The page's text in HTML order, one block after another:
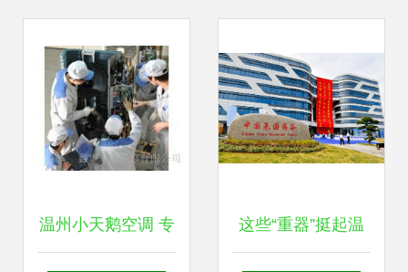
受瞩目
温州小天鹅空调 专 这些“重器”挺起温